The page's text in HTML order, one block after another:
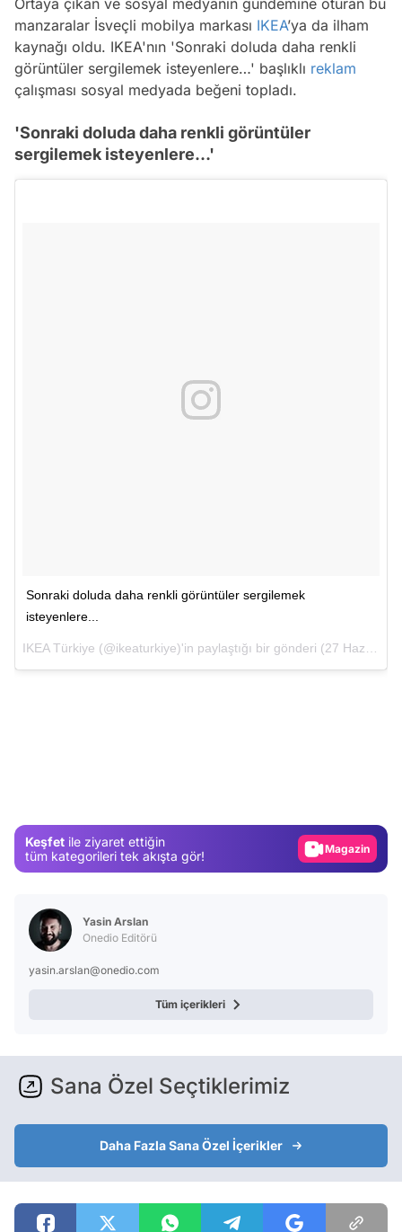
manzaralar İsveçli mobilya markası IKEA’ya da ilham
kaynağı oldu. IKEA'nın 'Sonraki doluda daha renkli
görüntüler sergilemek isteyenlere…' başlıklı reklam
çalışması sosyal medyada beğeni topladı.
'Sonraki doluda daha renkli görüntüler
sergilemek isteyenlere…'
Sonraki doluda daha renkli görüntüler sergilemek
isteyenlere...
IKEA Türkiye (@ikeaturkiye)'in paylaştığı bir gönderi (27 Haz, 2018, 7:28öö PDT
Keşfet ile ziyaret ettiğin
tüm kategorileri tek akışta gör!
Magazin
Yasin Arslan
Onedio Editörü
yasin.arslan@onedio.com
Tüm içerikleri
Sana Özel Seçtiklerimiz
Daha Fazla Sana Özel İçerikler